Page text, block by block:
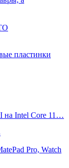
пластинки
на Intel Core 11…
Pro, Watch